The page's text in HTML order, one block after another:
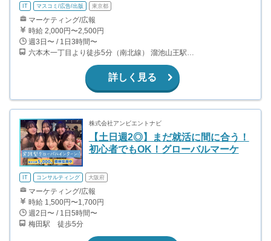
IT マスコミ/広告/出版 東京都
マーケティング/広報
時給 2,000円〜2,500円
週3日〜 / 1日3時間〜
六本木一丁目より徒歩5分（南北線） 溜池山王駅より徒歩10分（銀座線） 六本木駅より徒歩12分（日比谷線）
詳しく見る
株式会社アンビエントナビ
【土日週2◎】まだ就活に間に合う！
初心者でもOK！グローバルマーケ
IT コンサルティング 大阪府
マーケティング/広報
時給 1,500円〜1,700円
週2日〜 / 1日5時間〜
梅田駅 徒歩5分